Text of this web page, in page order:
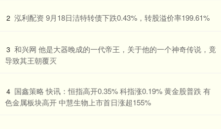
2 ​泓利配资 9月18日洁特转债下跌0.43%，转股溢价率199.61%
3 ​和兴网 他是大器晚成的一代帝王，关于他的一个神奇传说，竟
导致其王朝覆灭
4 ​国鑫策略 快讯：恒指高开0.35% 科指涨0.19% 黄金股普跌 有
色金属板块高开 中慧生物上市首日涨超155%